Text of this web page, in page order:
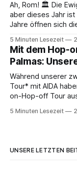
Ah, Rom! 🏛️ Die
aber dieses Jahr
Jahre öffnen sich
Kreuzfahrtschiff in
dieses seltene
5 Minuten Lesezeit
Mit dem Hop-
Palmas:
Während unserer
Tour* mit AIDA
on-Hop-off Tour
zu Fuß unterwegs. Landgang in Las Palmas auf Gran
5 Minuten Lesezeit
UNSERE LETZTEN